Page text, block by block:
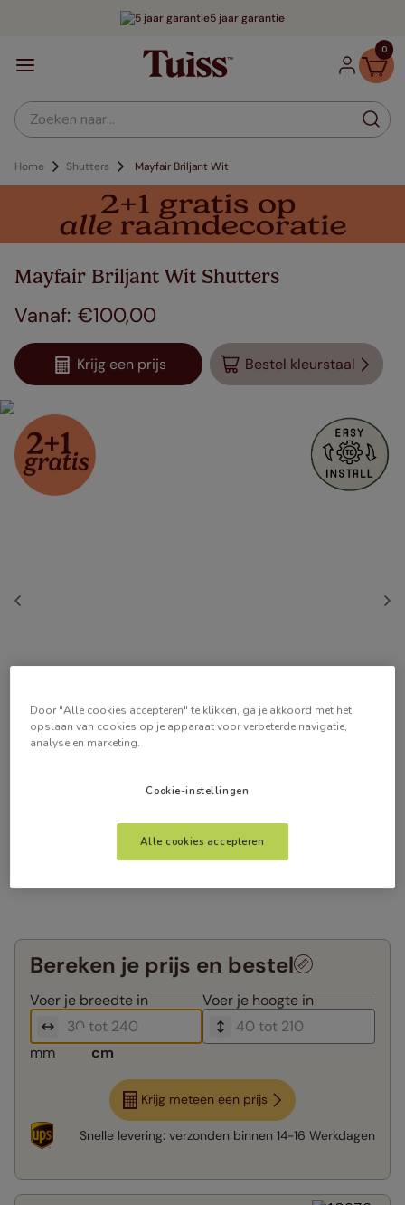
5 jaar garantie
0
Zoeken naar...
Home Shutters Mayfair Briljant Wit
Mayfair Briljant Wit Shutters
€100,00
Krijg een prijs Bestel kleurstaal
Bereken je prijs en bestel
Voer je breedte in Voer je hoogte in
mm cm
Krijg meteen een prijs
Snelle levering: verzonden binnen 14-16 Werkdagen
Door "Alle cookies accepteren" te klikken, ga je akkoord met het
opslaan van cookies op je apparaat voor verbeterde navigatie,
analyse en marketing.
Cookie-instellingen
Alle cookies accepteren